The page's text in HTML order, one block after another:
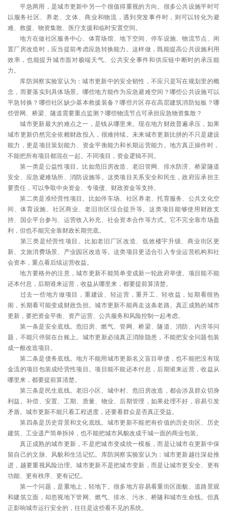
平急两用，是城市更新中另一个很值得重视的方向。很多公共设施平时可
以服务社区、养老、文体、商业和物流，遇到突发事件时，则可以转化为避
难、救援、物资集散、医疗支援和临时安置空间。
地方在做社区服务中心、体育场馆、地下空间、停车设施、物流节点、闲
置厂房改造时，应当提前考虑应急转换能力。这样做，既能提高公共设施利用
效率，也能提升城市面对极端天气、公共安全事件和供应链中断时的承压能
力。
库防洞察实验室认为：城市更新中的安全韧性，不应只是写在规划里的概
念，而要落实到具体场景。哪些地方能作为应急避难空间？哪些公共设施可以
平急转换？哪些社区缺少基本救援装备？哪些片区存在高层建筑消防短板？哪
些管网、桥梁、隧道需要重点监测？哪些物流节点可承担应急物资集散？
城市更新最大的难点之一，是钱从哪里来。现在地方财政普遍承压，如果
城市更新仍然完全依赖财政投入，很难持续。未来城市更新比拼的不只是建设
能力，更是项目策划能力、资金平衡能力和长期运营能力。地方真正操作时，
不能把所有项目都混在一起。不同项目，资金逻辑不同。
第一类是公益性项目。比如危旧房改造、老旧管网、排水防涝、桥梁隧道
安全、应急避难场所、消防设施等。这类项目关系安全和民生，政府应承担主
要责任，可以争取中央资金、专项债、财政资金等支持。
第二类是准经营性项目。比如停车场、社区养老、托育服务、公共文化空
间、体育设施、社区商业、老旧街区综合提升等。这类项目能够使用财政支
持、国企平台参与、运营收入补充、社会资本合作等方式。它不完全靠市场盈
利，但也不能完全靠财政长期兜底。
第三类是经营性项目。比如老旧厂区改造、低效楼宇升级、商业街区更
新、文旅消费场景、产业园区改造等。这类项目更适合引入专业运营机构和社
会资本，重点看后续运营收益。
地方要格外的注意，城市更新不能简单变成新一轮政府举债。项目能不能
还本付息，后期谁来运营，收益从哪里来，都要提前算清楚。
过去一些地方做项目，重建设、轻运营，重开工、轻收益，短期看很热
闹，长期看可能变成财政负担。城市更新不能再走这条老路。真正成熟的城市
更新，要把资金平衡、资产运营、公共服务和风险控制一起考虑。
第一条是安全底线。危旧房、燃气、管网、桥梁、隧道、消防、内涝等问
题，不能只停留在台账上。城市更新必须真正消除隐患，不能把安全问题包装
成一般改造项目。
第二条是债务底线。地方不能用城市更新名义盲目举债，也不能把没有现
金流的项目包装成经营性项目。项目能不能还本付息，后期谁来运营，收益从
哪里来，都要提前算清楚。
第三条是民生底线。老旧小区、城中村、危旧房改造，都会涉及群众切身
利益。补偿、安置、工期、质量、物业、后期管理，如果处理不好，容易引发
矛盾。城市更新不能只看工程进度，还要看群众是否真正受益。
第四条是历史背景和文化底线。城市更新不能把有价值的历史街区、历史
建筑、工业遗产简单拆掉，也不能把城市风貌改成千城一面的商业包装。
真正成熟的城市更新，不是把城市变成统一模板，而是让城市在更新中保
留自己的文脉、风貌和生活记忆。库防洞察实验室认为：城市更新越往深处推
进，越要重视风险治理。城市更新不是把城市变新，而是让城市更安全、更有
功能、更有秩序、更有记忆。
第一个问题，是重地上，轻地下。很多地方容易看重街区面貌、道路景观
和建筑立面，却忽视地下管网、燃气、排水、污水、桥隧和城市生命线。但真
正影响城市运行安全的，往往是这些看不见的系统。